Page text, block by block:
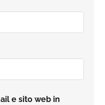
e sito web in